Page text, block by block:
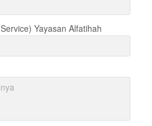
Yayasan Alfatihah